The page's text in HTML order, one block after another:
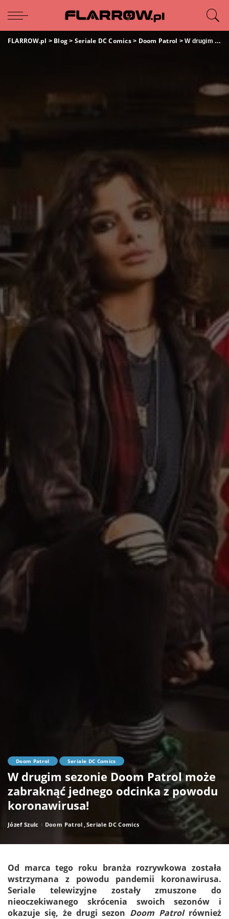
FLARROW.pl > Blog > Seriale DC Comics> Doom Patrol >W drugim sezonie Doom Patrol może zabraknąć jednego odcinka z powodu koronawirusa!
Doom Patrol Seriale DC Comics
W drugim sezonie Doom Patrol może
zabraknąć jednego odcinka z powodu
koronawirusa!
Posted
Józef Szulc Doom Patrol Seriale DC Comics
Od marca tego roku branża rozrywkowa została
wstrzymana z powodu pandemii koronawirusa.
Seriale telewizyjne zostały zmuszone do
nieoczekiwanego skrócenia swoich sezonów i
okazuje się, że drugi sezon Doom Patrolrównież